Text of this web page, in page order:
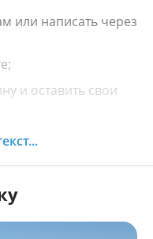
или написать через
и оставить свои
в течение 30
картой, кредитной